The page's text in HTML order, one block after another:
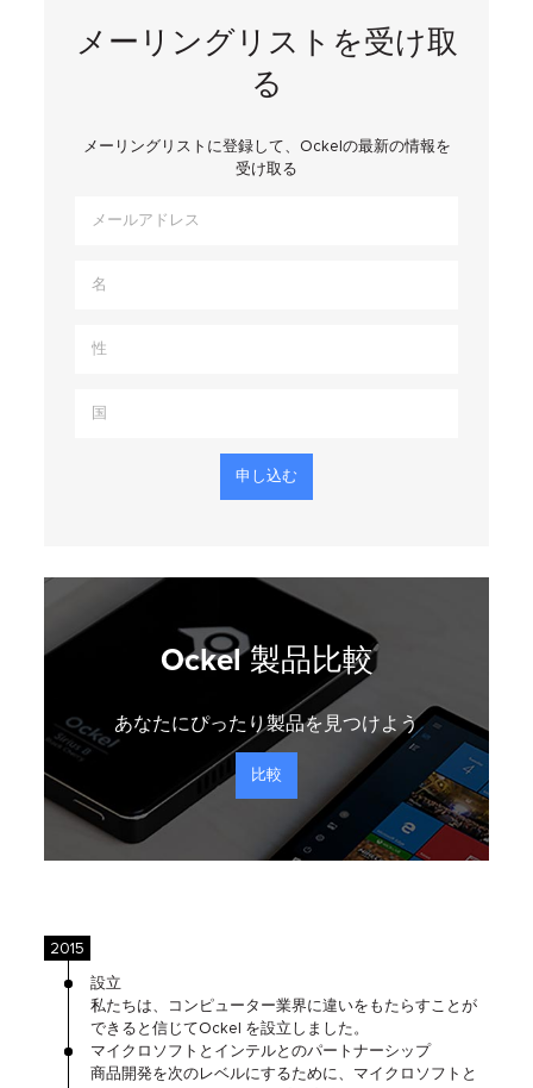
メーリングリストを受け取
る
メーリングリストに登録して、Ockelの最新の情報を
受け取る
Ockel 製品比較
あなたにぴったり製品を見つけよう
比較
2015
設立
私たちは、コンピューター業界に違いをもたらすことが
できると信じてOckel を設立しました。
マイクロソフトとインテルとのパートナーシップ
商品開発を次のレベルにするために、マイクロソフトと